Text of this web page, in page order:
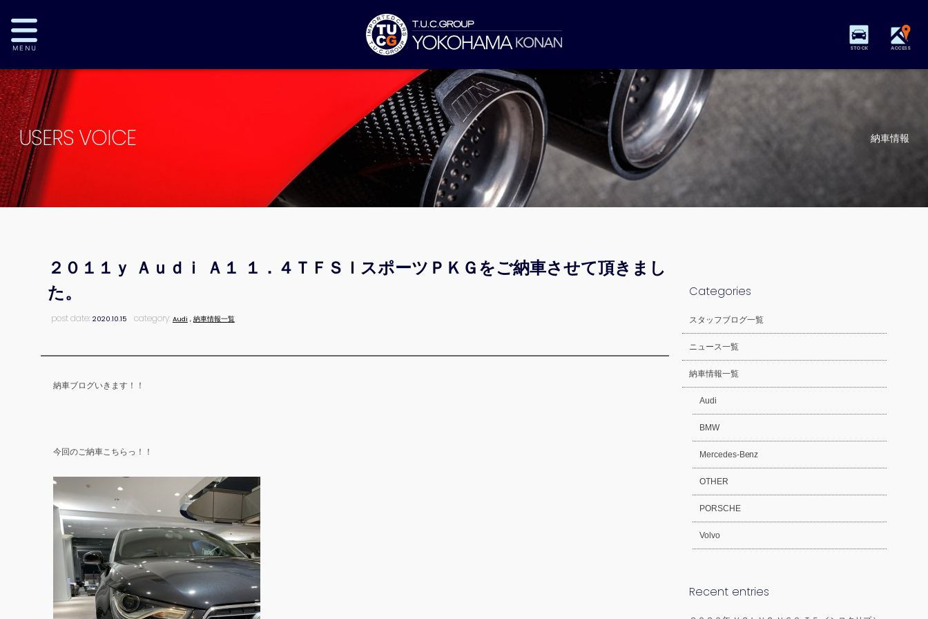
STOCK ACCESS
USERS VOICE 納車情報
２０１１ｙ Ａｕｄｉ Ａ１ １．４ＴＦＳＩスポーツＰＫＧをご納車させて頂きまし
た。
post date:2020.10.15 category: Audi , 納車情報一覧
納車ブログいきます！！
今回のご納車こちらっ！！
Categories
スタッフブログ一覧
ニュース一覧
納車情報一覧
Audi
BMW
Mercedes-Benz
OTHER
PORSCHE
Volvo
Recent entries